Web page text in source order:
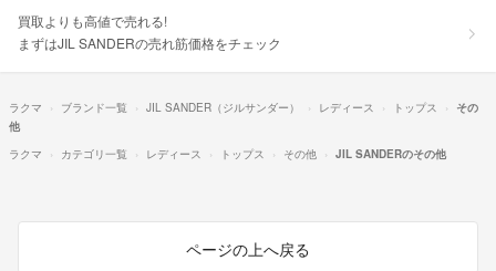
買取よりも高値で売れる!
まずはJIL SANDERの売れ筋価格をチェック
ラクマ ブランド一覧 JIL SANDER（ジルサンダー） レディース トップス
その
他
ラクマ
カテゴリ一覧 レディース トップス その他 JIL SANDERのその他
ページの上へ戻る